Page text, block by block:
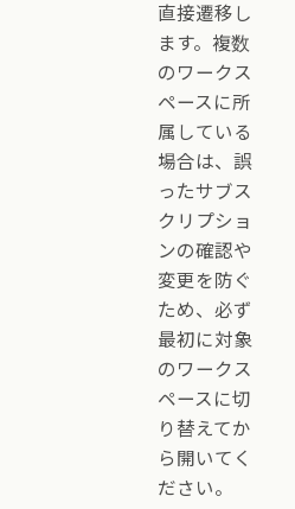
直接遷移し
ます。複数
のワークス
ペースに所
属している
場合は、誤
ったサブス
クリプショ
ンの確認や
変更を防ぐ
ため、必ず
最初に対象
のワークス
ペースに切
り替えてか
ら開いてく
ださい。